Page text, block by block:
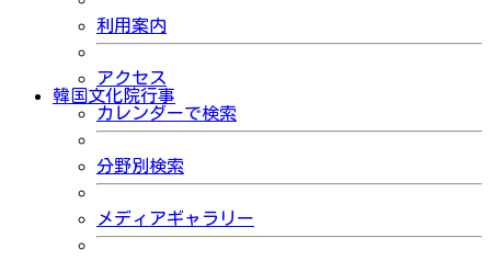
利用案内
アクセス
韓国文化院行事
カレンダーで検索
分野別検索
メディアギャラリー